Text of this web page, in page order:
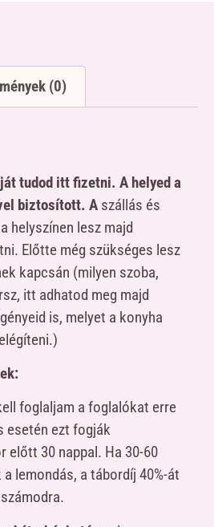
(0)
tudod itt fizetni. A helyed a
biztosított. A szállás és
helyszínen lesz majd
Előtte még szükséges lesz
kapcsán (milyen szoba,
itt adhatod meg majd
is, melyet a konyha
foglaljam a foglalókat erre
esetén ezt fogják
előtt 30 nappal. Ha 30-60
lemondás, a tábordíj 40%-át